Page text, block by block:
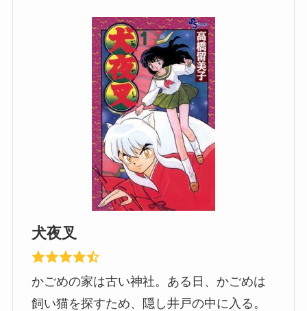
犬夜叉
かごめの家は古い神社。ある日、かごめは
飼い猫を探すため、隠し井戸の中に入る。